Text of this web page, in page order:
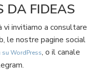
DA FIDEAS
invitiamo a consultare
le nostre pagine social
WordPress, o il canale